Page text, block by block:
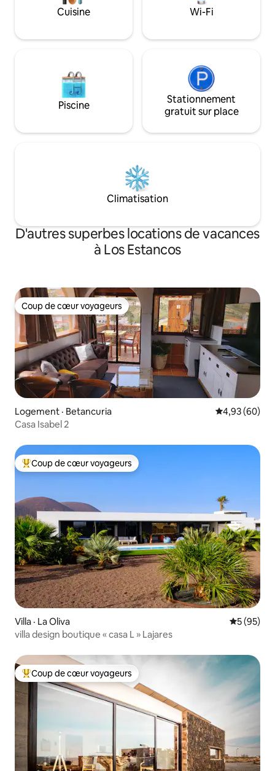
dans la maison, ainsi que de l’eau, de la
bière, du vin, du café et des infusions.
transporte dans
lumineux et de
Cuisine Wi-Fi
Piscine
Stationnement
gratuit sur place
Climatisation
D'autres superbes locations de vacances
à Los Estancos
Coup de cœur voyageurs
Coup de cœur voyageurs
Logement · Betancuria Note
4,93 (60)
Casa Isabel 2
Coup de cœur voyageurs parmi les plus aimés
Coup de cœur voyageurs
Villa · La Oliva Note
5 (95)
villa design boutique « casa L » Lajares
Coup de cœur voyageurs parmi les plus aimés
Coup de cœur voyageurs